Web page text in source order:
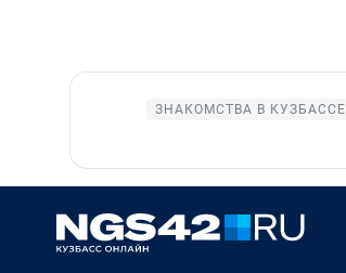
ЗНАКОМСТВА В КУЗБАССЕ